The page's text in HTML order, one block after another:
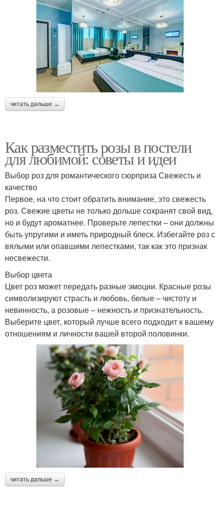
читать дальше →
Как разместить розы в постели
для любимой: советы и идеи
Выбор роз для романтического сюрприза Свежесть и
качество
Первое, на что стоит обратить внимание, это свежесть
роз. Свежие цветы не только дольше сохранят свой вид,
но и будут ароматнее. Проверьте лепестки – они должны
быть упругими и иметь природный блеск. Избегайте роз с
вялыми или опавшими лепестками, так как это признак
несвежести.
Выбор цвета
Цвет роз может передать разные эмоции. Красные розы
символизируют страсть и любовь, белые – чистоту и
невинность, а розовые – нежность и признательность.
Выберите цвет, который лучше всего подходит к вашему
отношениям и личности вашей второй половинки.
читать дальше →